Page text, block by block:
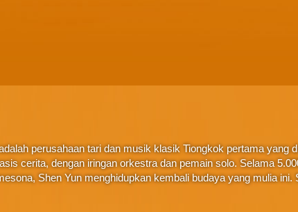
perusahaan tari dan musik klasik Tiongkok pertama
cerita, dengan iringan orkestra dan pemain solo. Selama
Shen Yun menghidupkan kembali budaya yang mulia